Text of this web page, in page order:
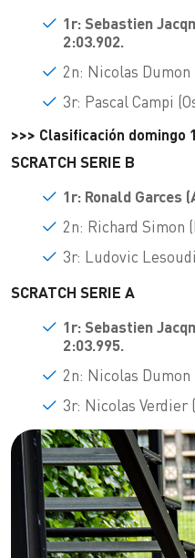
1r: Sebastien
2:03.902.
2n: Nicolas
3r: Pascal Campi
>>> Clasificación domingo
SCRATCH SERIE B
1r: Ronald Garces
2n: Richard Simon
3r: Ludovic
SCRATCH SERIE A
1r: Sebastien
2:03.995.
2n: Nicolas
3r: Nicolas Verdier